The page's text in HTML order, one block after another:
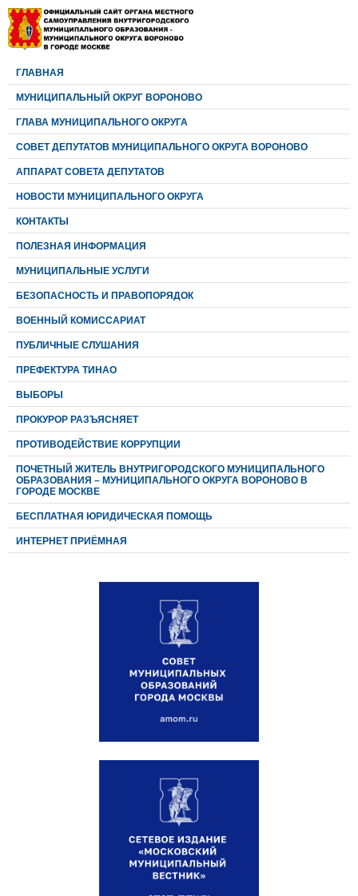
ГЛАВНАЯ
МУНИЦИПАЛЬНЫЙ ОКРУГ ВОРОНОВО
ГЛАВА МУНИЦИПАЛЬНОГО ОКРУГА
CОВЕТ ДЕПУТАТОВ МУНИЦИПАЛЬНОГО ОКРУГА ВОРОНОВО
АППАРАТ СОВЕТА ДЕПУТАТОВ
НОВОСТИ МУНИЦИПАЛЬНОГО ОКРУГА
КОНТАКТЫ
ПОЛЕЗНАЯ ИНФОРМАЦИЯ
МУНИЦИПАЛЬНЫЕ УСЛУГИ
БЕЗОПАСНОСТЬ И ПРАВОПОРЯДОК
ВОЕННЫЙ КОМИССАРИАТ
ПУБЛИЧНЫЕ СЛУШАНИЯ
ПРЕФЕКТУРА ТИНАО
ВЫБОРЫ
ПРОКУРОР РАЗЪЯСНЯЕТ
ПРОТИВОДЕЙСТВИЕ КОРРУПЦИИ
ПОЧЕТНЫЙ ЖИТЕЛЬ ВНУТРИГОРОДСКОГО МУНИЦИПАЛЬНОГО
ОБРАЗОВАНИЯ – МУНИЦИПАЛЬНОГО ОКРУГА ВОРОНОВО В
ГОРОДЕ МОСКВЕ
БЕСПЛАТНАЯ ЮРИДИЧЕСКАЯ ПОМОЩЬ
ИНТЕРНЕТ ПРИЁМНАЯ